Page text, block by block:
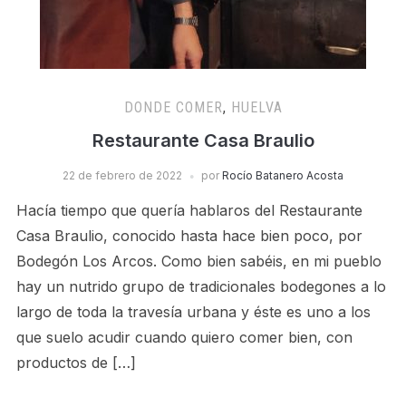
DONDE COMER, HUELVA
Restaurante Casa Braulio
22 de febrero de 2022 por Rocío Batanero Acosta
Hacía tiempo que quería hablaros del Restaurante
Casa Braulio, conocido hasta hace bien poco, por
Bodegón Los Arcos. Como bien sabéis, en mi pueblo
hay un nutrido grupo de tradicionales bodegones a lo
largo de toda la travesía urbana y éste es uno a los
que suelo acudir cuando quiero comer bien, con
productos de […]